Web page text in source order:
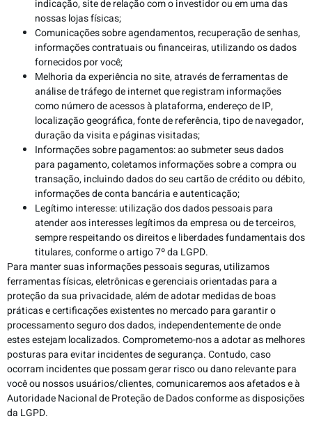
indicação, site de relação com o investidor ou em uma das
nossas lojas físicas;
Comunicações sobre agendamentos, recuperação de senhas,
informações contratuais ou financeiras, utilizando os dados
fornecidos por você;
Melhoria da experiência no site, através de ferramentas de
análise de tráfego de internet que registram informações
como número de acessos à plataforma, endereço de IP,
localização geográfica, fonte de referência, tipo de navegador,
duração da visita e páginas visitadas;
Informações sobre pagamentos: ao submeter seus dados
para pagamento, coletamos informações sobre a compra ou
transação, incluindo dados do seu cartão de crédito ou débito,
informações de conta bancária e autenticação;
Legítimo interesse: utilização dos dados pessoais para
atender aos interesses legítimos da empresa ou de terceiros,
sempre respeitando os direitos e liberdades fundamentais dos
titulares, conforme o artigo 7º da LGPD.
Para manter suas informações pessoais seguras, utilizamos
ferramentas físicas, eletrônicas e gerenciais orientadas para a
proteção da sua privacidade, além de adotar medidas de boas
práticas e certificações existentes no mercado para garantir o
processamento seguro dos dados, independentemente de onde
estes estejam localizados. Comprometemo-nos a adotar as melhores
posturas para evitar incidentes de segurança. Contudo, caso
ocorram incidentes que possam gerar risco ou dano relevante para
você ou nossos usuários/clientes, comunicaremos aos afetados e à
Autoridade Nacional de Proteção de Dados conforme as disposições
da LGPD.